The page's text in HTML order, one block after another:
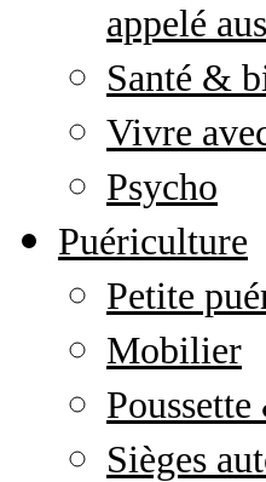
appelé
Santé &
Vivre
Psycho
Puériculture
Petite
Mobilier
Sièges